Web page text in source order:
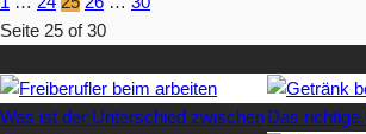
Seite 25 of 30
Was ist der Unterschied zwischenDas richtige